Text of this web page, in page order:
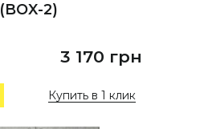
(BOX-2)
3 170 грн
Купить в 1 клик